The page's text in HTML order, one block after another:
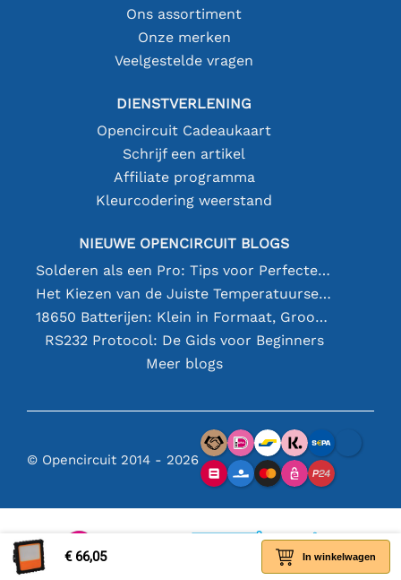
€ 66,05 In winkelwagen
Ons assortiment
Onze merken
Veelgestelde vragen
DIENSTVERLENING
Opencircuit Cadeaukaart
Schrijf een artikel
Affiliate programma
Kleurcodering weerstand
NIEUWE OPENCIRCUIT BLOGS
Solderen als een Pro: Tips voor Perfecte Elektronische Verbindingen
Het Kiezen van de Juiste Temperatuursensor [youtube]
18650 Batterijen: Klein in Formaat, Groot in Prestatie
RS232 Protocol: De Gids voor Beginners
Meer blogs
© Opencircuit 2014 - 2026